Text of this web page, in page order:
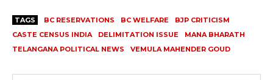
TAGS BC RESERVATIONS BC WELFARE
BJP CRITICISM
CASTE CENSUS INDIA
DELIMITATION ISSUE
MANA BHARATH
TELANGANA POLITICAL NEWS
VEMULA MAHENDER GOUD